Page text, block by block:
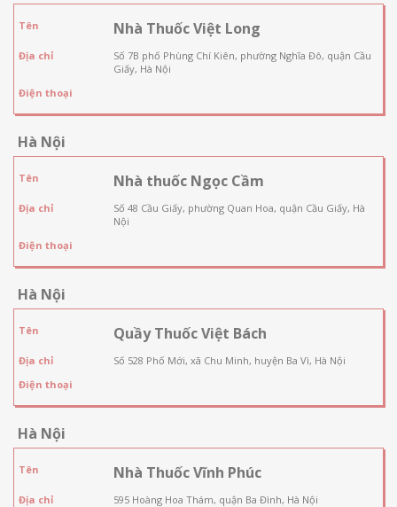
Tên Nhà Thuốc Việt Long
Địa chỉ
Số 7B phố Phùng Chí Kiên, phường Nghĩa Đô, quận Cầu
Giấy, Hà Nội
Điện thoại
Hà Nội
Tên Nhà thuốc Ngọc Cầm
Địa chỉ
Số 48 Cầu Giấy, phường Quan Hoa, quận Cầu Giấy, Hà
Nội
Điện thoại
Hà Nội
Tên Quầy Thuốc Việt Bách
Địa chỉ
Số 528 Phố Mới, xã Chu Minh, huyện Ba Vì, Hà Nội
Điện thoại
Hà Nội
Tên Nhà Thuốc Vĩnh Phúc
Địa chỉ
595 Hoàng Hoa Thám, quận Ba Đình, Hà Nội